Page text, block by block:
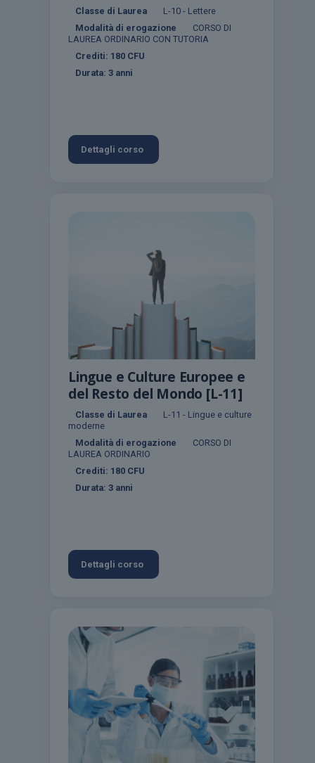
Classe di Laurea
L-10 - Lettere
Modalità di erogazione
CORSO DI
LAUREA ORDINARIO CON TUTORIA
Crediti: 180 CFU
Durata: 3 anni
Dettagli corso
Lingue e Culture Europee e
del Resto del Mondo [L-11]
Classe di Laurea
L-11 - Lingue e culture
moderne
Modalità di erogazione
CORSO DI
LAUREA ORDINARIO
Crediti: 180 CFU
Durata: 3 anni
Dettagli corso